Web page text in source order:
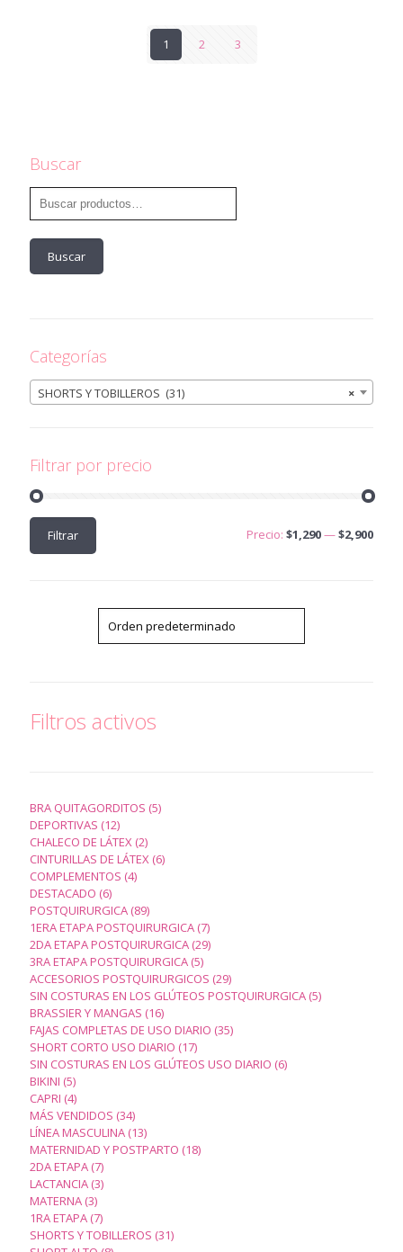
1 2 3
Buscar
Buscar
Categorías
×
SHORTS Y TOBILLEROS (31)
Filtrar por precio
Precio
mínimo
Precio
máximo
Filtrar Precio: $1,290—$2,900
Filtros activos
BRA QUITAGORDITOS 55
DEPORTIVAS 1212
productos
CHALECO DE LÁTEX 22
productos
CINTURILLAS DE LÁTEX 66
COMPLEMENTOS 44
DESTACADO 66
productos
POSTQUIRURGICA 8989
productos
1ERA ETAPA POSTQUIRURGICA 77
productos
2DA ETAPA POSTQUIRURGICA 2929
3RA ETAPA POSTQUIRURGICA 55
productos
ACCESORIOS POSTQUIRURGICOS 2929
productos
SIN COSTURAS EN LOS GLÚTEOS POSTQUIRURGICA 55
BRASSIER Y MANGAS 1616
productos
FAJAS COMPLETAS DE USO DIARIO 3535
SHORT CORTO USO DIARIO 1717
productos
SIN COSTURAS EN LOS GLÚTEOS USO DIARIO 66
BIKINI 55
productos
CAPRI 44
productos
MÁS VENDIDOS 3434
productos
LÍNEA MASCULINA 1313
productos
MATERNIDAD Y POSTPARTO 1818
2DA ETAPA 77
productos
LACTANCIA 33
MATERNA 33
productos
1RA ETAPA 77
productos
SHORTS Y TOBILLEROS 3131